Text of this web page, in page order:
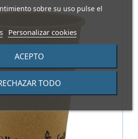
sobre su uso pulse el
Personalizar cookies
TODO
ACEPTO